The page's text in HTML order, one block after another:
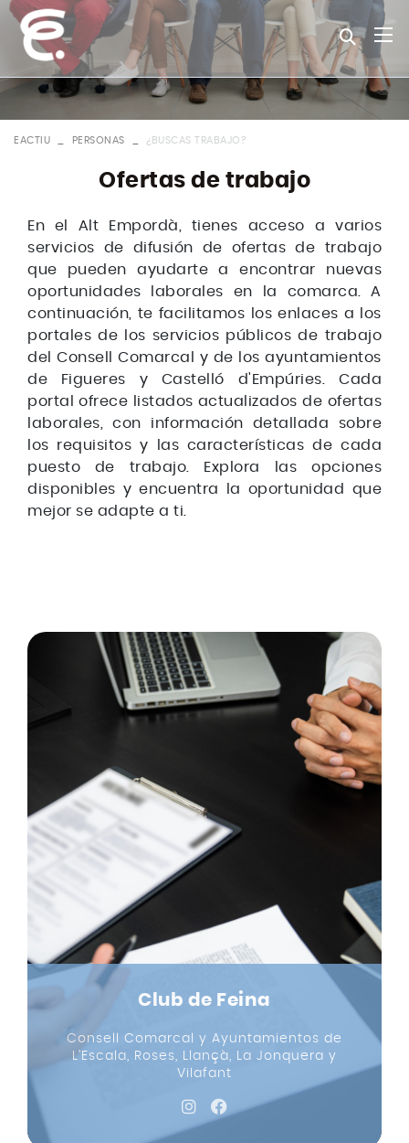
EACTIU PERSONAS ¿BUSCAS TRABAJO?
Ofertas de trabajo
En el Alt Empordà, tienes acceso a varios
servicios de difusión de ofertas de trabajo
que pueden ayudarte a encontrar nuevas
oportunidades laborales en la comarca. A
continuación, te facilitamos los enlaces a los
portales de los servicios públicos de trabajo
del Consell Comarcal y de los ayuntamientos
de Figueres y Castelló d'Empúries. Cada
portal ofrece listados actualizados de ofertas
laborales, con información detallada sobre
los requisitos y las características de cada
puesto de trabajo. Explora las opciones
disponibles y encuentra la oportunidad que
mejor se adapte a ti.
Club de Feina
Consell Comarcal y Ayuntamientos de
L’Escala, Roses, Llançà, La Jonquera y
Vilafant